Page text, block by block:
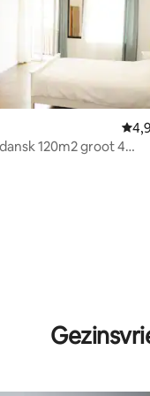
van 4,92 op 5, 168
120m2 groot 4